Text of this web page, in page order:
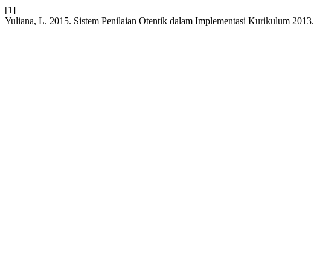
[1]
Yuliana, L. 2015. Sistem Penilaian Otentik dalam Implementasi Kurikulum 2013.